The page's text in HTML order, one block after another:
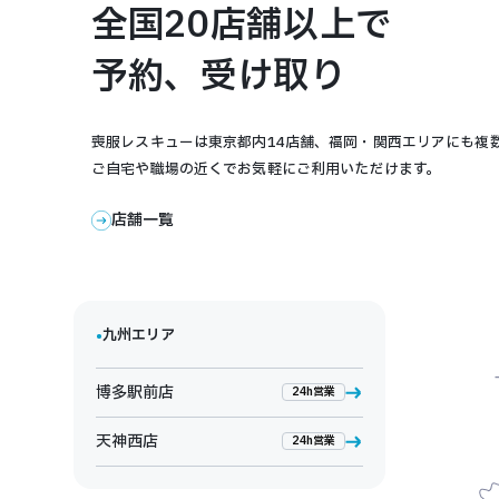
全国20店舗以上で
予約、受け取り
喪服レスキューは東京都内14店舗、福岡・関西エリアにも複
ご自宅や職場の近くでお気軽にご利用いただけます。
店舗一覧
•九州エリア
博多駅前店 24h営業
天神西店 24h営業